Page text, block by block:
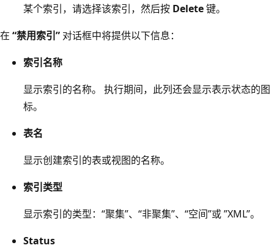
某个索引，请选择该索引，然后按 Delete键。
在 “禁用索引” 对话框中将提供以下信息：
索引名称
显示索引的名称。 执行期间，此列还会显示表示状态的图
标。
表名
显示创建索引的表或视图的名称。
索引类型
显示索引的类型： “聚集”、 “非聚集”、 “空间”或”XML”。
Status